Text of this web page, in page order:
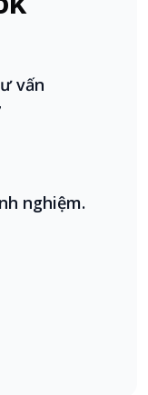
vấn
nghiệm.